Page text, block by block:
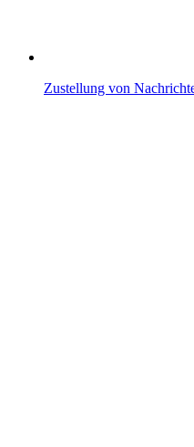
Zustellung von